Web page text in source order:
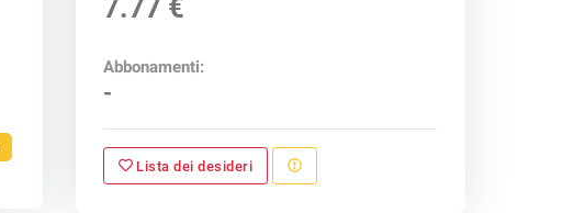
7.77 €
Abbonamenti:
-
Lista dei desideri